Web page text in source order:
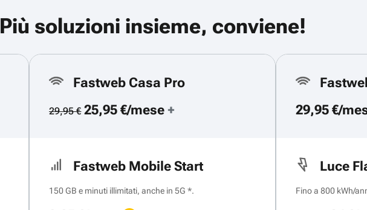
Più soluzioni insieme, conviene!
Fastweb Casa Pro
29,95 €25,95 €/mese +
Fastweb Mobile Start
150 GB e minuti illimitati, anche in 5G *.
29,95 €/
Luce
Fino a 800 kWh/